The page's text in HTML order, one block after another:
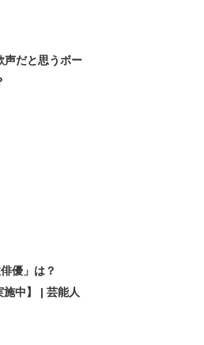
声だと思うボー
優」は？
施中】 | 芸能人